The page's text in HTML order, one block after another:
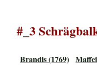
#_3
Brandis (1769)